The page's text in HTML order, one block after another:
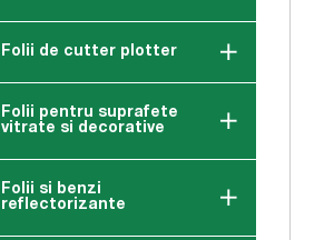
Folii de cutter plotter
Folii pentru suprafete
vitrate si decorative
Folii si benzi
reflectorizante